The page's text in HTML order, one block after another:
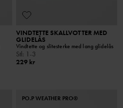
VINDTETTE SKALLVOTTER MED
GLIDELÅS
Vindtette og slitesterke med lang glidelås
Stl: 1-3
229 kr
PO.P WEATHER PRO®